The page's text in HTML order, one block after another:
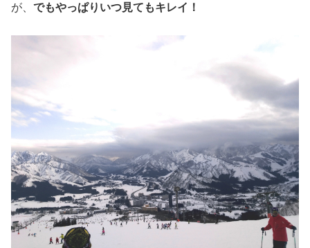
が、でもやっぱりいつ見てもキレイ！